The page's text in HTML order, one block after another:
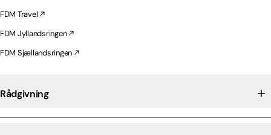
FDM Travel
FDM Jyllandsringen
FDM Sjællandsringen
Rådgivning